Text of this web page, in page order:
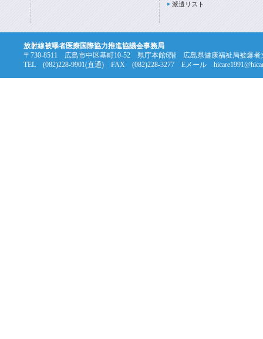
派遣リスト
放射線被曝者医療国際協力推進協議会事務局
〒730-8511 広島市中区基町10-52 県庁本館6階 広島県健康福祉局被爆者
TEL (082)228-9901(直通) FAX (082)228-3277 Eメール